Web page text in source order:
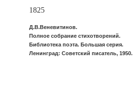
1825
Д.В.Веневитинов.
Полное собрание стихотворений.
Библиотека поэта. Большая серия.
Ленинград: Советский писатель, 1950.